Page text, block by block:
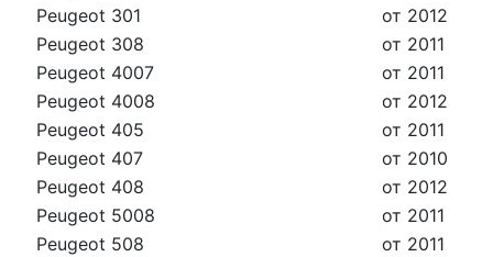
Peugeot 301
от 2012
Peugeot 308
от 2011
Peugeot 4007
от 2011
Peugeot 4008
от 2012
Peugeot 405
от 2011
Peugeot 407
от 2010
Peugeot 408
от 2012
Peugeot 5008
от 2011
Peugeot 508
от 2011